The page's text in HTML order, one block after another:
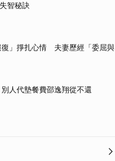
智秘訣
復」掙扎心情 夫妻歷經「委屈與
人代墊餐費邵逸翔從不還